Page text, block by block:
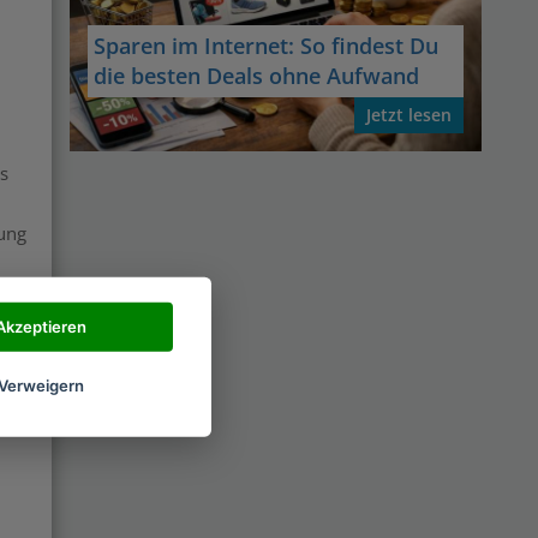
Sparen im Internet: So findest Du
die besten Deals ohne Aufwand
Jetzt lesen